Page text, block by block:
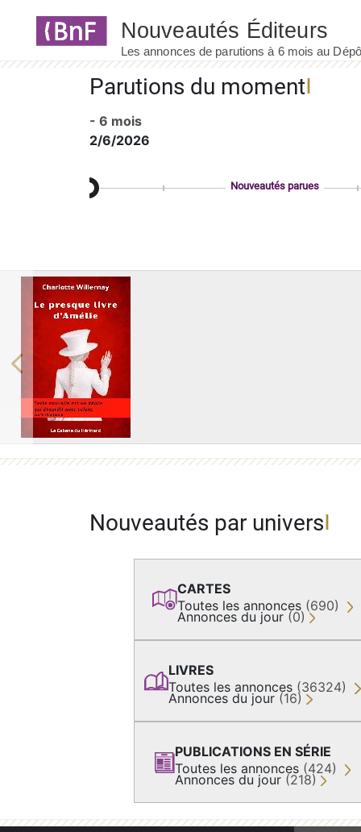
Parutions du moment
- 6 mois
2/6/2026
Nouveautés parues
Previous
Nouveautés par univers
CARTES
Toutes les annonces (690)
Annonces du jour (0)
LIVRES
Toutes les annonces (36324)
Annonces du jour (16)
PUBLICATIONS EN SÉRIE
Toutes les annonces (424)
Annonces du jour (218)